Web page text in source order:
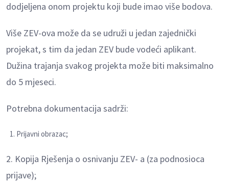
dodjeljena onom projektu koji bude imao više bodova.
Više ZEV-ova može da se udruži u jedan zajednički
projekat, s tim da jedan ZEV bude vodeći aplikant.
Dužina trajanja svakog projekta može biti maksimalno
do 5 mjeseci.
Potrebna dokumentacija sadrži:
Prijavni obrazac;
2. Kopija Rješenja o osnivanju ZEV- a (za podnosioca
prijave);